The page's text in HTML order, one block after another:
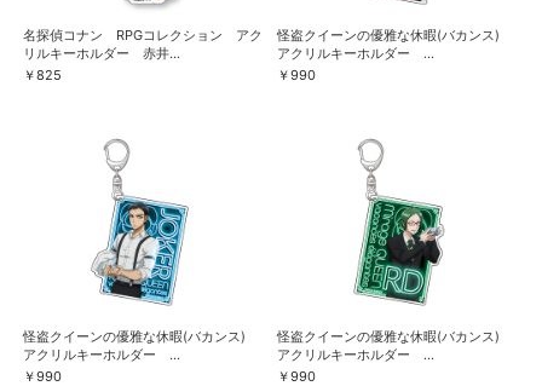
名探偵コナン RPGコレクション アク
リルキーホルダー 赤井...
￥825
怪盗クイーンの優雅な休暇(バカンス)
アクリルキーホルダー ...
￥990
怪盗クイーンの優雅な休暇(バカンス)
アクリルキーホルダー ...
￥990
怪盗クイーンの優雅な休暇(バカンス)
アクリルキーホルダー ...
￥990